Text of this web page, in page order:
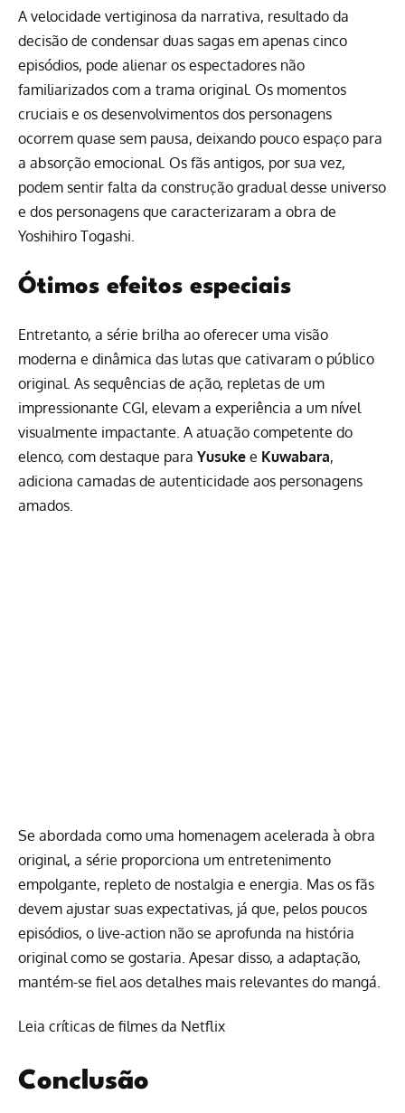
A velocidade vertiginosa da narrativa, resultado da
decisão de condensar duas sagas em apenas cinco
episódios, pode alienar os espectadores não
familiarizados com a trama original. Os momentos
cruciais e os desenvolvimentos dos personagens
ocorrem quase sem pausa, deixando pouco espaço para
a absorção emocional. Os fãs antigos, por sua vez,
podem sentir falta da construção gradual desse universo
e dos personagens que caracterizaram a obra de
Yoshihiro Togashi.
Ótimos efeitos especiais
Entretanto, a série brilha ao oferecer uma visão
moderna e dinâmica das lutas que cativaram o público
original. As sequências de ação, repletas de um
impressionante CGI, elevam a experiência a um nível
visualmente impactante. A atuação competente do
elenco, com destaque para Yusuke e Kuwabara,
adiciona camadas de autenticidade aos personagens
amados.
Se abordada como uma homenagem acelerada à obra
original, a série proporciona um entretenimento
empolgante, repleto de nostalgia e energia. Mas os fãs
devem ajustar suas expectativas, já que, pelos poucos
episódios, o live-action não se aprofunda na história
original como se gostaria. Apesar disso, a adaptação,
mantém-se fiel aos detalhes mais relevantes do mangá.
Leia críticas de filmes da Netflix
Conclusão